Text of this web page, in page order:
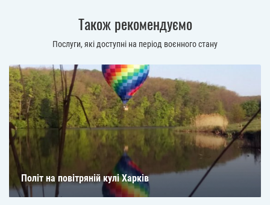
Також рекомендуємо
Послуги, які доступні на період воєнного стану
Політ на повітряній кулі Харків